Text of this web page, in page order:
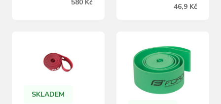
580 Kč
/ 29" Vyrobená z
Odporúčané pre
dvojstenný ráfik
Veľkosť otvoru 9 mm
- pre duše s ventilom
AV / FV Šírka: 16 mm
46,9 Kč
SKLADEM